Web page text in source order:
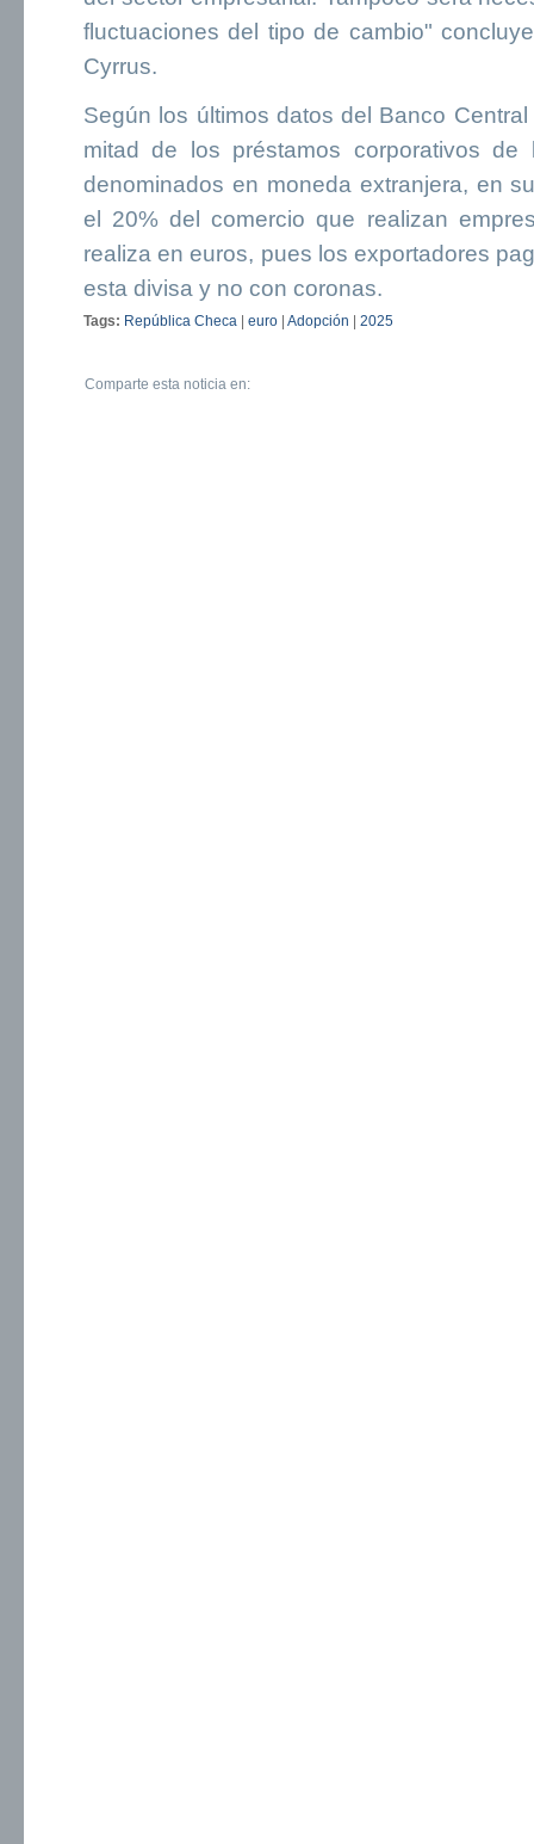
fluctuaciones del tipo de cambio"
Cyrrus.
Según los últimos datos del Banco
mitad de los préstamos corporativos
denominados en moneda extranjera, en
el 20% del comercio que realizan
realiza en euros, pues los exportadores
esta divisa y no con coronas.
Tags: República Checa euro Adopción 2025
Comparte esta noticia en: